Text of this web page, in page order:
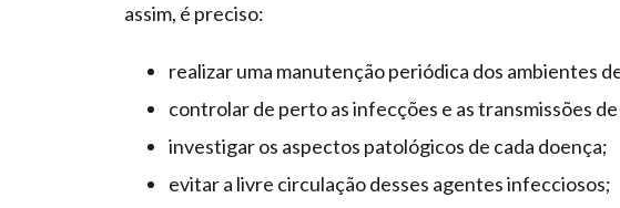
assim, é preciso:
realizar uma manutenção periódica dos ambientes
controlar de perto as infecções e as transmissões
investigar os aspectos patológicos de cada doença;
evitar a livre circulação desses agentes infecciosos;